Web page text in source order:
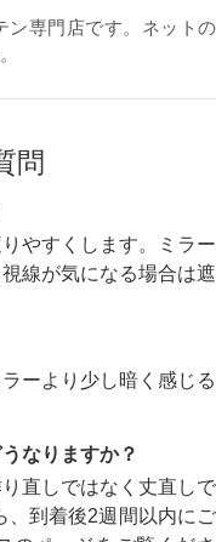
ン専門店です。ネットの
問
やすくします。ミラー
線が気になる場合は遮
ーより少し暗く感じる
なりますか？
直しではなく丈直しで
、到着後2週間以内にご